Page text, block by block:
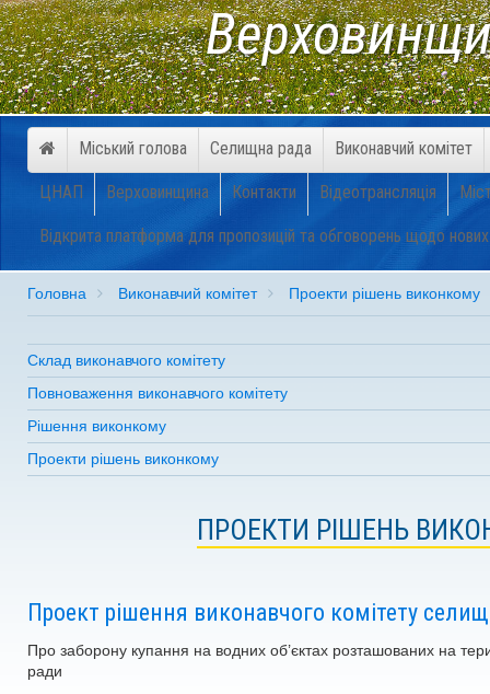
Міський голова Селищна рада Виконавчий комітет
ЦНАП Верховинщина Контакти Відеотрансляція
Відкрита платформа для пропозицій та обговорень щодо нових
Головна Виконавчий комітет Проекти рішень виконкому
Склад виконавчого комітету
Повноваження виконавчого комітету
Рішення виконкому
Проекти рішень виконкому
ПРОЕКТИ РІШЕНЬ
Проект рішення виконавчого комітету
Про заборону купання на водних об’єктах розташованих на
ради